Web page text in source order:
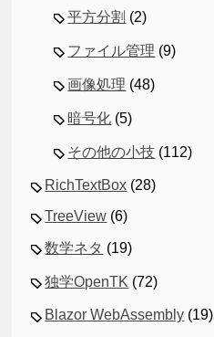
平方分割 (2)
ファイル管理 (9)
画像処理 (48)
暗号化 (5)
その他の小技 (112)
RichTextBox (28)
TreeView (6)
数学ネタ (19)
独学OpenTK (72)
Blazor WebAssembly (19)